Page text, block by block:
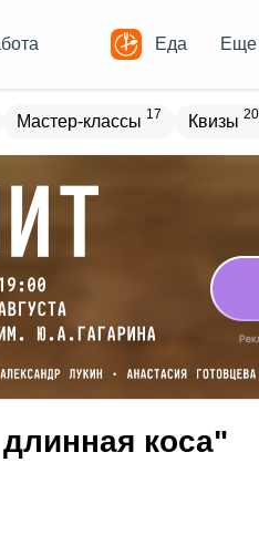
Еда
Места
Еще
Мастер-классы 17 Квизы 20
Выставки Театры
Разное
коса"